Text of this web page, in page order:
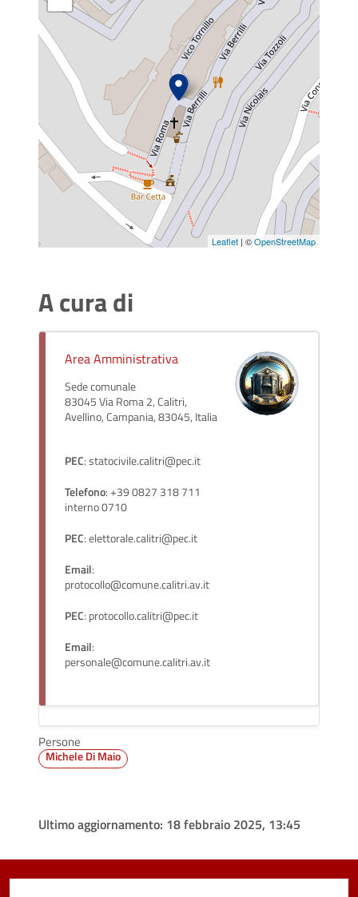
Leaflet | ©OpenStreetMap
A cura di
Area Amministrativa
Sede comunale
83045 Via Roma 2, Calitri,
Avellino, Campania, 83045, Italia
PEC: statocivile.calitri@pec.it
Telefono: +39 0827 318 711
interno 0710
PEC: elettorale.calitri@pec.it
Email:
protocollo@comune.calitri.av.it
PEC: protocollo.calitri@pec.it
Email:
personale@comune.calitri.av.it
Persone
Michele Di Maio
Ultimo aggiornamento: 18 febbraio 2025, 13:45